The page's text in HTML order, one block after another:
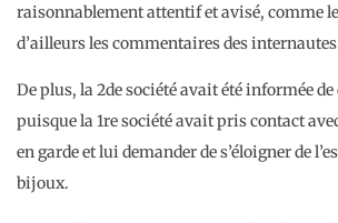
raisonnablement attentif et avisé, comme
d’ailleurs les commentaires des
De plus, la 2de société avait été informée de
puisque la 1re société avait pris contact
en garde et lui demander de s’éloigner de
bijoux.